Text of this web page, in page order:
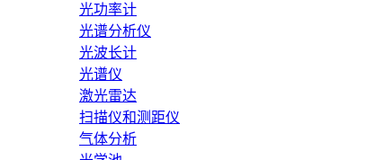
光功率计
光谱分析仪
光波长计
光谱仪
激光雷达
扫描仪和测距仪
气体分析